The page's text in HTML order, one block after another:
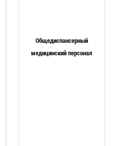
Общедиспансерный
медицинский персонал